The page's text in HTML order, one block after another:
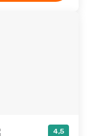
4,5